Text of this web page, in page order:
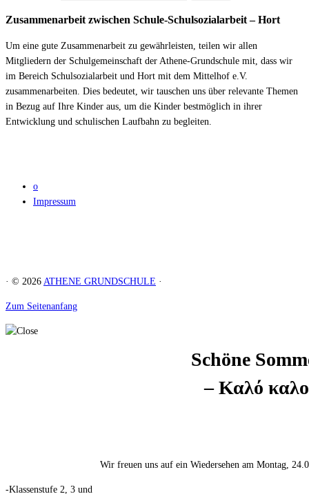
Zusammenarbeit zwischen Schule-Schulsozialarbeit – Hort
Um eine gute Zusammenarbeit zu gewährleisten, teilen wir allen
Mitgliedern der Schulgemeinschaft der Athene-Grundschule mit, dass wir
im Bereich Schulsozialarbeit und Hort mit dem Mittelhof e.V.
zusammenarbeiten. Dies bedeutet, wir tauschen uns über relevante Themen
in Bezug auf Ihre Kinder aus, um die Kinder bestmöglich in ihrer
Entwicklung und schulischen Laufbahn zu begleiten.
o
Impressum
· © 2026 ATHENE GRUNDSCHULE ·
Zum Seitenanfang
Schöne
– Καλό
Wir freuen uns auf ein Wiedersehen am Montag,
-Klassenstufe 2, 3 und